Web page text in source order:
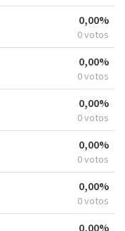
0,00%
0 votos
0,00%
0 votos
0,00%
0 votos
0,00%
0 votos
0,00%
0 votos
0,00%